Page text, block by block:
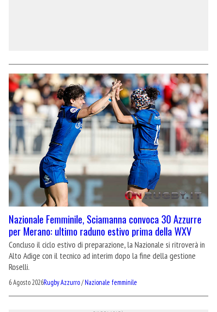
Nazionale Femminile, Sciamanna convoca 30 Azzurre
per Merano: ultimo raduno estivo prima della WXV
Concluso il ciclo estivo di preparazione, la Nazionale si ritroverà in
Alto Adige con il tecnico ad interim dopo la fine della gestione
Roselli.
6 Agosto 2026Rugby Azzurro/Nazionale femminile